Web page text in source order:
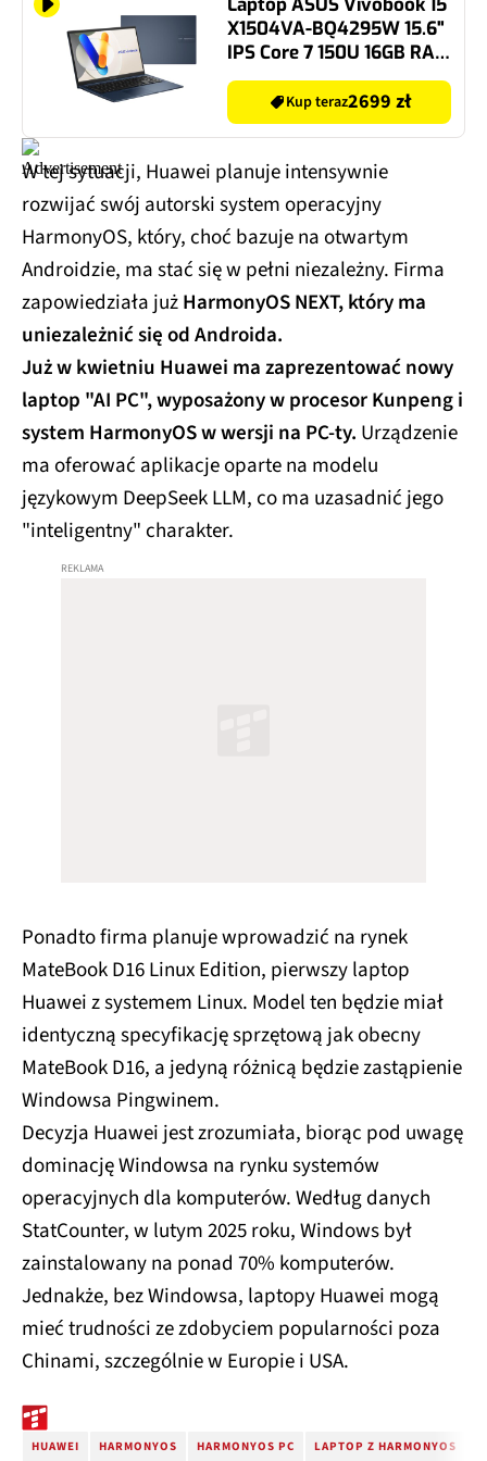
Laptop ASUS Vivobook 15
X1504VA-BQ4295W 15.6"
IPS Core 7 150U 16GB RAM
512GB SSD Windows 11
Home Kup teraz2699 zł
W tej sytuacji, Huawei planuje intensywnie
rozwijać swój autorski system operacyjny
HarmonyOS, który, choć bazuje na otwartym
Androidzie, ma stać się w pełni niezależny. Firma
zapowiedziała jużHarmonyOS NEXT, który ma
uniezależnić się od Androida.
Już w kwietniu Huawei ma zaprezentować nowy
laptop "AI PC", wyposażony w procesor Kunpeng i
system HarmonyOS w wersji na PC-ty. Urządzenie
ma oferować aplikacje oparte na modelu
językowym DeepSeek LLM, co ma uzasadnić jego
"inteligentny" charakter.
Ponadto firma planuje wprowadzić na rynek
MateBook D16 Linux Edition, pierwszy laptop
Huawei z systemem Linux. Model ten będzie miał
identyczną specyfikację sprzętową jak obecny
MateBook D16, a jedyną różnicą będzie zastąpienie
Windowsa Pingwinem.
Decyzja Huawei jest zrozumiała, biorąc pod uwagę
dominację Windowsa na rynku systemów
operacyjnych dla komputerów. Według danych
StatCounter, w lutym 2025 roku, Windows był
zainstalowany na ponad 70% komputerów.
Jednakże, bez Windowsa, laptopy Huawei mogą
mieć trudności ze zdobyciem popularności poza
Chinami, szczególnie w Europie i USA.
HUAWEI HARMONYOS HARMONYOS PC LAPTOP Z HARMONYOS